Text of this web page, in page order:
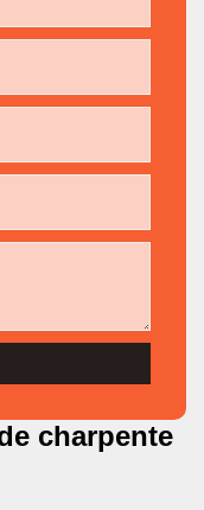
charpente